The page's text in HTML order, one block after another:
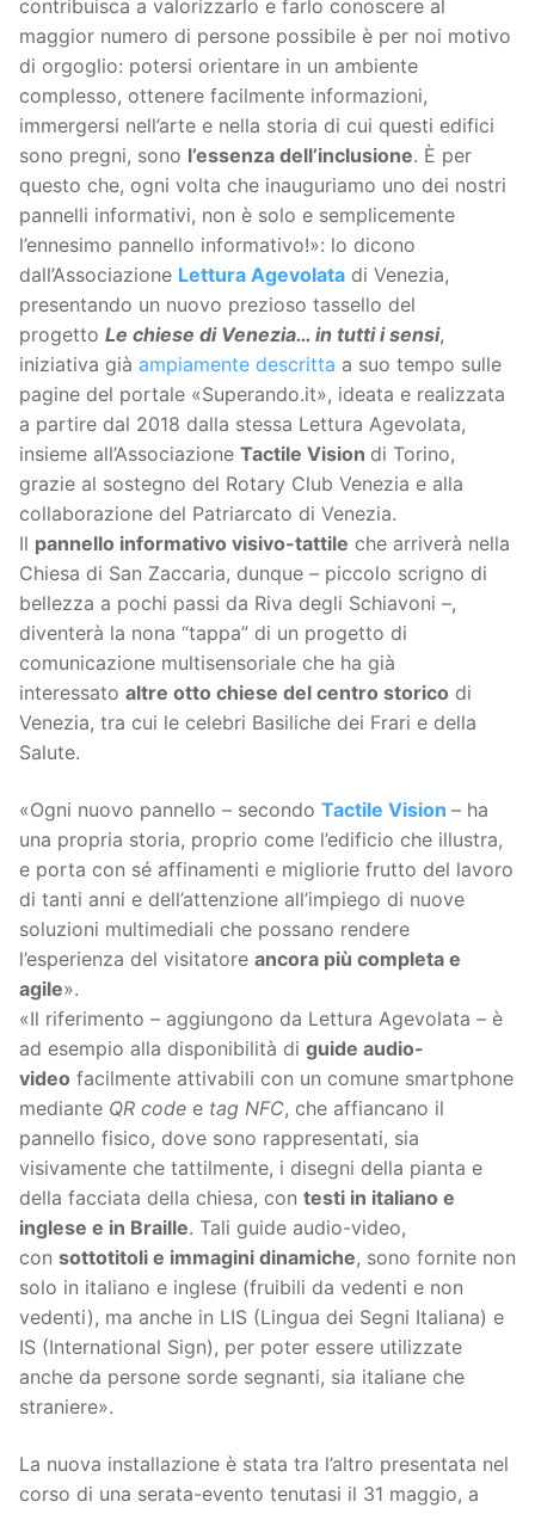
contribuisca a valorizzarlo e farlo conoscere al
maggior numero di persone possibile è per noi motivo
di orgoglio: potersi orientare in un ambiente
complesso, ottenere facilmente informazioni,
immergersi nell’arte e nella storia di cui questi edifici
sono pregni, sono l’essenza dell’inclusione. È per
questo che, ogni volta che inauguriamo uno dei nostri
pannelli informativi, non è solo e semplicemente
l’ennesimo pannello informativo!»: lo dicono
dall’Associazione Lettura Agevolata di Venezia,
presentando un nuovo prezioso tassello del
progetto Le chiese di Venezia… in tutti i sensi,
iniziativa già ampiamente descritta a suo tempo sulle
pagine del portale «Superando.it», ideata e realizzata
a partire dal 2018 dalla stessa Lettura Agevolata,
insieme all’Associazione Tactile Vision di Torino,
grazie al sostegno del Rotary Club Venezia e alla
collaborazione del Patriarcato di Venezia.
Il pannello informativo visivo-tattile che arriverà nella
Chiesa di San Zaccaria, dunque – piccolo scrigno di
bellezza a pochi passi da Riva degli Schiavoni –,
diventerà la nona “tappa” di un progetto di
comunicazione multisensoriale che ha già
interessato altre otto chiese del centro storico di
Venezia, tra cui le celebri Basiliche dei Frari e della
Salute.
«Ogni nuovo pannello – secondo Tactile Vision – ha
una propria storia, proprio come l’edificio che illustra,
e porta con sé affinamenti e migliorie frutto del lavoro
di tanti anni e dell’attenzione all’impiego di nuove
soluzioni multimediali che possano rendere
l’esperienza del visitatore ancora più completa e
agile».
«Il riferimento – aggiungono da Lettura Agevolata – è
ad esempio alla disponibilità di guide audio-
video facilmente attivabili con un comune smartphone
mediante QR code e tag NFC, che affiancano il
pannello fisico, dove sono rappresentati, sia
visivamente che tattilmente, i disegni della pianta e
della facciata della chiesa, con testi in italiano e
inglese e in Braille. Tali guide audio-video,
con sottotitoli e immagini dinamiche, sono fornite non
solo in italiano e inglese (fruibili da vedenti e non
vedenti), ma anche in LIS (Lingua dei Segni Italiana) e
IS (International Sign), per poter essere utilizzate
anche da persone sorde segnanti, sia italiane che
straniere».
La nuova installazione è stata tra l’altro presentata nel
corso di una serata-evento tenutasi il 31 maggio, a